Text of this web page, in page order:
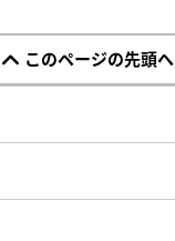
このページの先頭へ